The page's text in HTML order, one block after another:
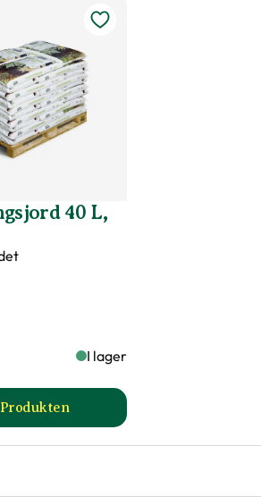
40 L,
I lager
till Planteringsjord 40 L, 30 st